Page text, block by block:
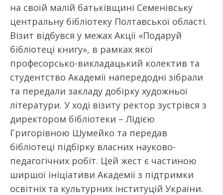
на своїй малій батьківщині Семенівську
центральну бібліотеку Полтавської області.
Візит відбувся у межах Акції «Подаруй
бібліотеці книгу», в рамках якої
професорсько-викладацький колектив та
студентство Академії напередодні зібрали
та передали закладу добірку художньої
літератури. У ході візиту ректор зустрівся з
директором бібліотеки – Лідією
Григорівною Шумейко та передав
бібліотеці підбірку власних науково-
педагогічних робіт. Цей жест є частиною
ширшої ініціативи Академії з підтримки
освітніх та культурних інституцій України.